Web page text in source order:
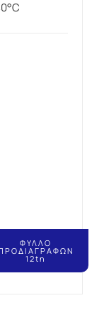
ΦΥΛΛΟ
12tn